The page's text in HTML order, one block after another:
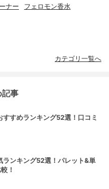
ナー フェロモン香水
カテゴリ一覧へ
記事
すめランキング52選！口コミ
ランキング52選！パレット&単
！